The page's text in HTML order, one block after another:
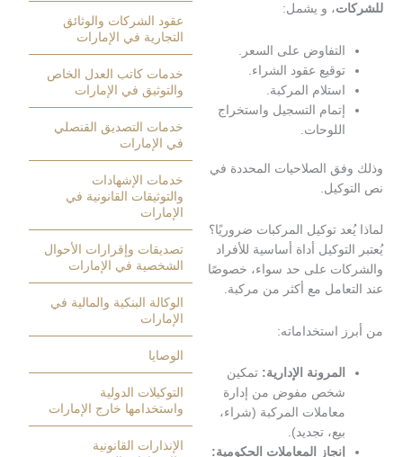
، و يشمل:
على السعر.
عقود الشراء.
المركبة.
التسجيل واستخراج
الصلاحيات المحددة في
توكيل المركبات ضروريًا؟
أداة أساسية للأفراد
على حد سواء، خصوصًا
مع أكثر من مركبة.
استخداماته:
الإدارية:تمكين
مفوض من إدارة
المركبة (شراء،
المعاملات الحكومية:
عقود الشركات والوثائق
التجارية في الإمارات
خدمات كاتب العدل الخاص
والتوثيق في الإمارات
خدمات التصديق القنصلي
في الإمارات
خدمات الإشهادات
والتوثيقات القانونية في
تصديقات وإقرارات الأحوال
الشخصية في الإمارات
الوكالة البنكية والمالية في
التوكيلات الدولية
واستخدامها خارج الإمارات
الإنذارات القانونية